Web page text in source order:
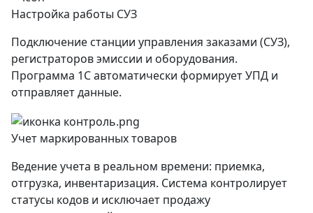
Настройка работы СУЗ
Подключение станции управления заказами (СУЗ),
регистраторов эмиссии и оборудования.
Программа 1С автоматически формирует УПД и
отправляет данные.
Учет маркированных товаров
Ведение учета в реальном времени: приемка,
отгрузка, инвентаризация. Система контролирует
статусы кодов и исключает продажу